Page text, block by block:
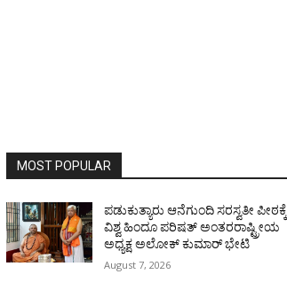
MOST POPULAR
ಪಡುಕುತ್ಯಾರು ಆನೆಗುಂದಿ ಸರಸ್ವತೀ ಪೀಠಕ್ಕೆ
ವಿಶ್ವ ಹಿಂದೂ ಪರಿಷತ್ ಅಂತರರಾಷ್ಟ್ರೀಯ
ಅಧ್ಯಕ್ಷ ಅಲೋಕ್ ಕುಮಾರ್ ಭೇಟಿ
August 7, 2026